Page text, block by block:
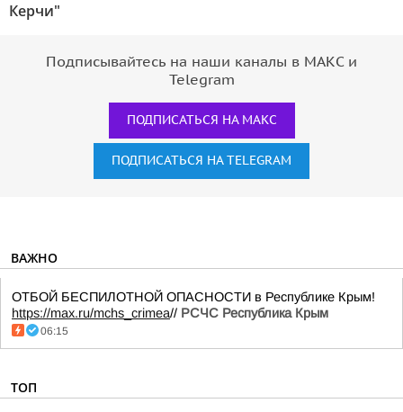
Керчи"
Подписывайтесь на наши каналы в МАКС и
Telegram
ПОДПИСАТЬСЯ НА МАКС
ПОДПИСАТЬСЯ НА TELEGRAM
ВАЖНО
ОТБОЙ БЕСПИЛОТНОЙ ОПАСНОСТИ в Республике Крым!
https://max.ru/mchs_crimea// РСЧС Республика Крым
06:15
ТОП